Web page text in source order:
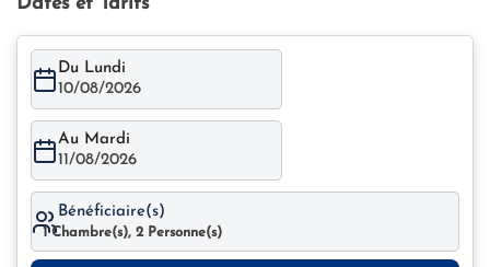
Du Lundi
10/08/2026
Au Mardi
11/08/2026
Bénéficiaire(s)
1Chambre(s), 2 Personne(s)